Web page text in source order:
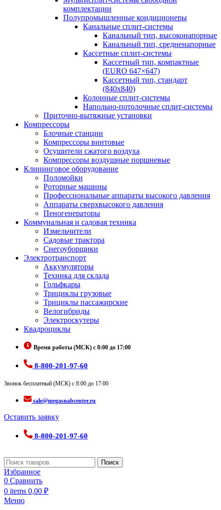
комплектации
Полупромышленные кондиционеры
Канальные сплит-системы
Канальный тип, высоконапорные
Канальный тип, средненапорные
Кассетные сплит-системы
Кассетный тип, компактные
(EURO 647×647)
Кассетный тип, стандарт
(840х840)
Колонные сплит-системы
Напольно-потолочные сплит-системы
Приточно-вытяжные установки
Компрессоры
Блочные станции
Компрессоры винтовые
Осушители сжатого воздуха
Компрессоры воздушные поршневые
Клининговое оборудование
Поломойки
Роторные машины
Профессиональные аппараты высокого давления
Аппараты сверхвысокого давления
Пеногенераторы
Коммунальная и садовая техника
Измельчители
Садовые трактора
Снегоуборщики
Электротранспорт
Аккумуляторы
Техника для склада
Гольфкары
Трициклы грузовые
Трициклы пассажирские
Велогибриды
Электроскутеры
Квадроциклы
Время работы (МСК) с 8:00 до 17:00
8-800-201-97-60
Звонок бесплатный (МСК) с 8:00 до 17:00
sale@megasnabcenter.ru
Оставить заявку
8-800-201-97-60
Поиск
Избранное
0 Сравнить
0 items 0,00 ₽
Меню